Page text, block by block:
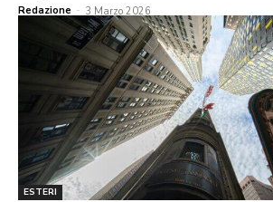
Redazione - 3 Marzo 2026
ESTERI